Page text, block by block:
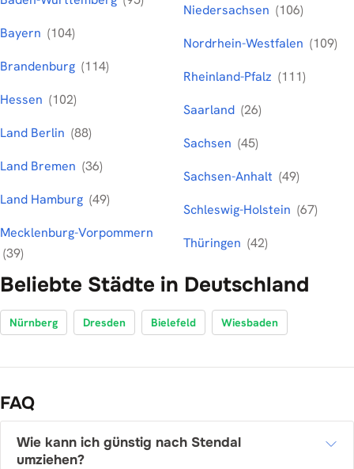
Bayern (104)
Brandenburg (114)
Hessen (102)
Land Berlin (88)
Land Bremen (36)
Land Hamburg (49)
Mecklenburg-Vorpommern
(39)
Niedersachsen (106)
Nordrhein-Westfalen (109)
Rheinland-Pfalz (111)
Saarland (26)
Sachsen (45)
Sachsen-Anhalt (49)
Schleswig-Holstein (67)
Thüringen (42)
Beliebte Städte in Deutschland
Nürnberg Dresden Bielefeld Wiesbaden
FAQ
Wie kann ich günstig nach Stendal
umziehen?